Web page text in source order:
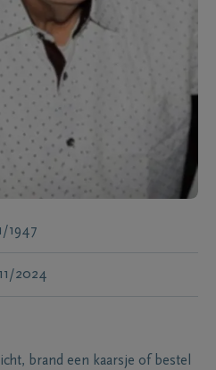
1947
2024
brand een kaarsje of bestel